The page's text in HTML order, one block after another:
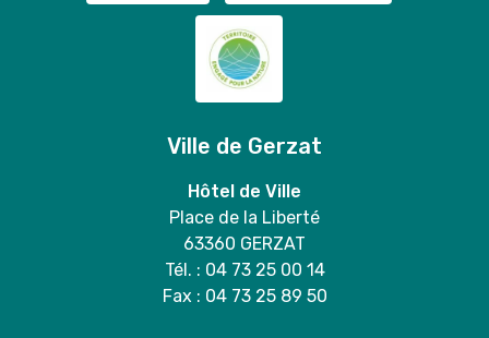
Ville de Gerzat
Hôtel de Ville
Place de la Liberté
63360 GERZAT
Tél. : 04 73 25 00 14
Fax : 04 73 25 89 50